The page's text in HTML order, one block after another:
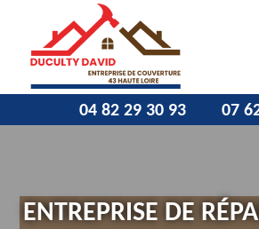
04 82 29 30 93 07
ENTREPRISE DE